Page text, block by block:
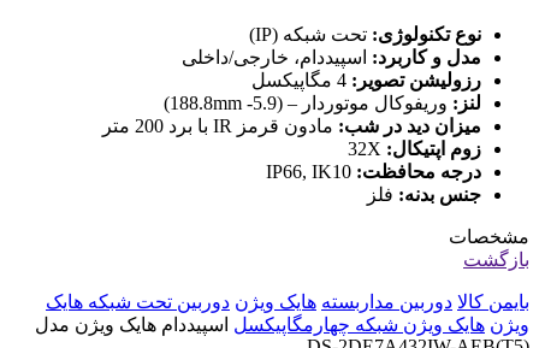
نوع تکنولوژی: تحت شبکه (IP)
مدل و کاربرد: اسپیددام، خارجی/داخلی
رزولیشن تصویر:
لنز: وریفوکال موتوردار – (5.9- 188.8mm)
میزان دید در شب: مادون قرمز IR با برد 200 متر
زوم اپتیکال: 32X
درجه محافظت:
جنس بدنه: فلز
مشخصات
بازگشت
بایمن کالا دوربین مداربسته هایک ویژن دوربین تحت شبکه هایک
ویژن هایک ویژن شبکه چهارمگاپیکسل اسپیددام هایک ویژن مدل